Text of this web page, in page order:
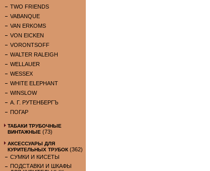
TWO FRIENDS
VABANQUE
VAN ERKOMS
VON EICKEN
VORONTSOFF
WALTER RALEIGH
WELLAUER
WESSEX
WHITE ELEPHANT
WINSLOW
А. Г. РУТЕНБЕРГЪ
ПОГАР
ТАБАКИ ТРУБОЧНЫЕ
ВИНТАЖНЫЕ (73)
АКСЕССУАРЫ ДЛЯ
КУРИТЕЛЬНЫХ ТРУБОК (362)
СУМКИ И КИСЕТЫ
ПОДСТАВКИ И ШКАФЫ